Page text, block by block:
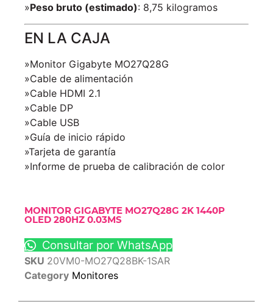
»Peso bruto (estimado): 8,75 kilogramos
EN LA CAJA
»Monitor Gigabyte MO27Q28G
»Cable de alimentación
»Cable HDMI 2.1
»Cable DP
»Cable USB
»Guía de inicio rápido
»Tarjeta de garantía
»Informe de prueba de calibración de color
MONITOR GIGABYTE MO27Q28G 2K 1440P
OLED 280HZ 0.03MS
Consultar por WhatsApp
SKU 20VM0-MO27Q28BK-1SAR
Category Monitores